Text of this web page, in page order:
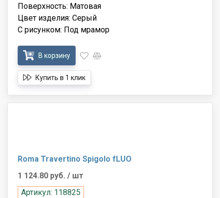
Поверхность: Матовая
Цвет изделия: Серый
С рисунком: Под мрамор
В корзину
Купить в 1 клик
Roma Travertino Spigolo fLUO
1 124.80 руб. / шт
Артикул: 118825